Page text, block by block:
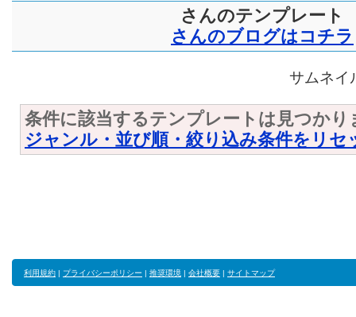
さんのテンプレート
さんのブログはコチラ
サムネイ
条件に該当するテンプレートは見つかり
ジャンル・並び順・絞り込み条件をリセ
利用規約 | プライバシーポリシー | 推奨環境 | 会社概要 | サイトマップ